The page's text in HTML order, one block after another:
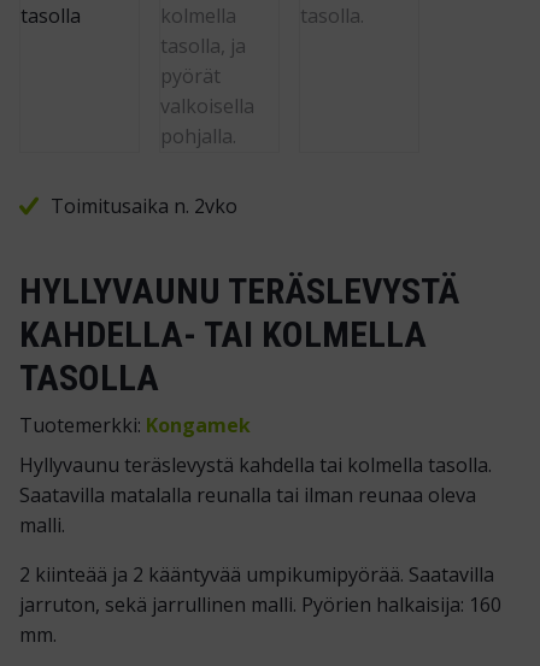
Toimitusaika n. 2vko
HYLLYVAUNU TERÄSLEVYSTÄ
KAHDELLA- TAI KOLMELLA
TASOLLA
Tuotemerkki: Kongamek
Hyllyvaunu teräslevystä kahdella tai kolmella tasolla.
Saatavilla matalalla reunalla tai ilman reunaa oleva
malli.
2 kiinteää ja 2 kääntyvää umpikumipyörää. Saatavilla
jarruton, sekä jarrullinen malli. Pyörien halkaisija: 160
mm.